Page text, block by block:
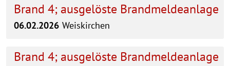
Brand 4; ausgelöste Brandmeldeanlage
06.02.2026 Weiskirchen
Brand 4; ausgelöste Brandmeldeanlage